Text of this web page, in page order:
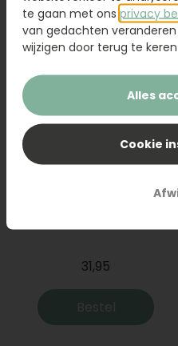
31,95
Bestel
te gaan met ons privacy
van gedachten
wijzigen door terug te
Alles
Cookie